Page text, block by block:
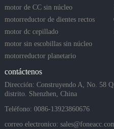
motor de CC sin núcleo
motorreductor de dientes rectos
motor dc cepillado
motor sin escobillas sin núcleo
motorreductor planetario
contáctenos
Dirección: Construyendo A, No. 58
distrito. Shenzhen, China
Teléfono: 0086-13923860676
correo electronico: